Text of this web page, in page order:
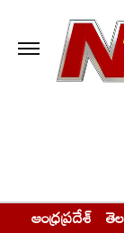
ఆంధ్రప్రదేశ్